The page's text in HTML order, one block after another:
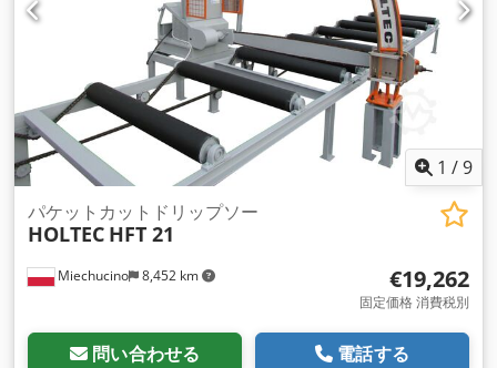
1 /9
Miechucino 8,452 km
パケットカットドリップソー
HOLTEC HFT 21
€19,262
固定価格 消費税別
問い合わせる 電話する